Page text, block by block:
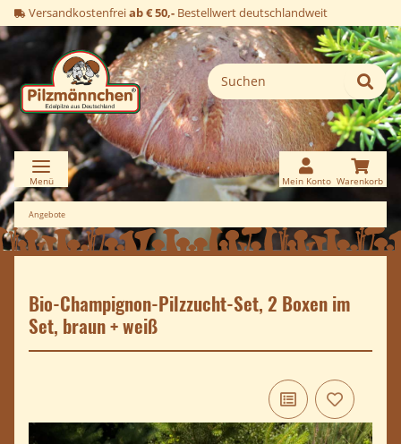
Versandkostenfreiab € 50,- Bestellwert deutschlandweit
Angebote
Bio-Champignon-Pilzzucht-Set, 2 Boxen im
Set, braun + weiß